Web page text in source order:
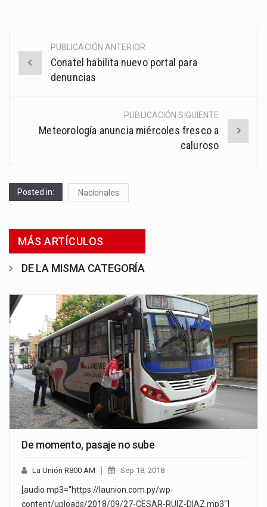
Post
navigation
PUBLICACIÓN ANTERIOR
Conatel habilita nuevo portal para
denuncias
PUBLICACIÓN SIGUIENTE
Meteorología anuncia miércoles fresco a
caluroso
Posted in: Nacionales
MÁS ARTÍCULOS
DE LA MISMA CATEGORÍA
De momento, pasaje no sube
La Unión R800 AM Sep 18, 2018
[audio mp3="https://launion.com.py/wp-
content/uploads/2018/09/27-CESAR-RUIZ-DIAZ.mp3"]